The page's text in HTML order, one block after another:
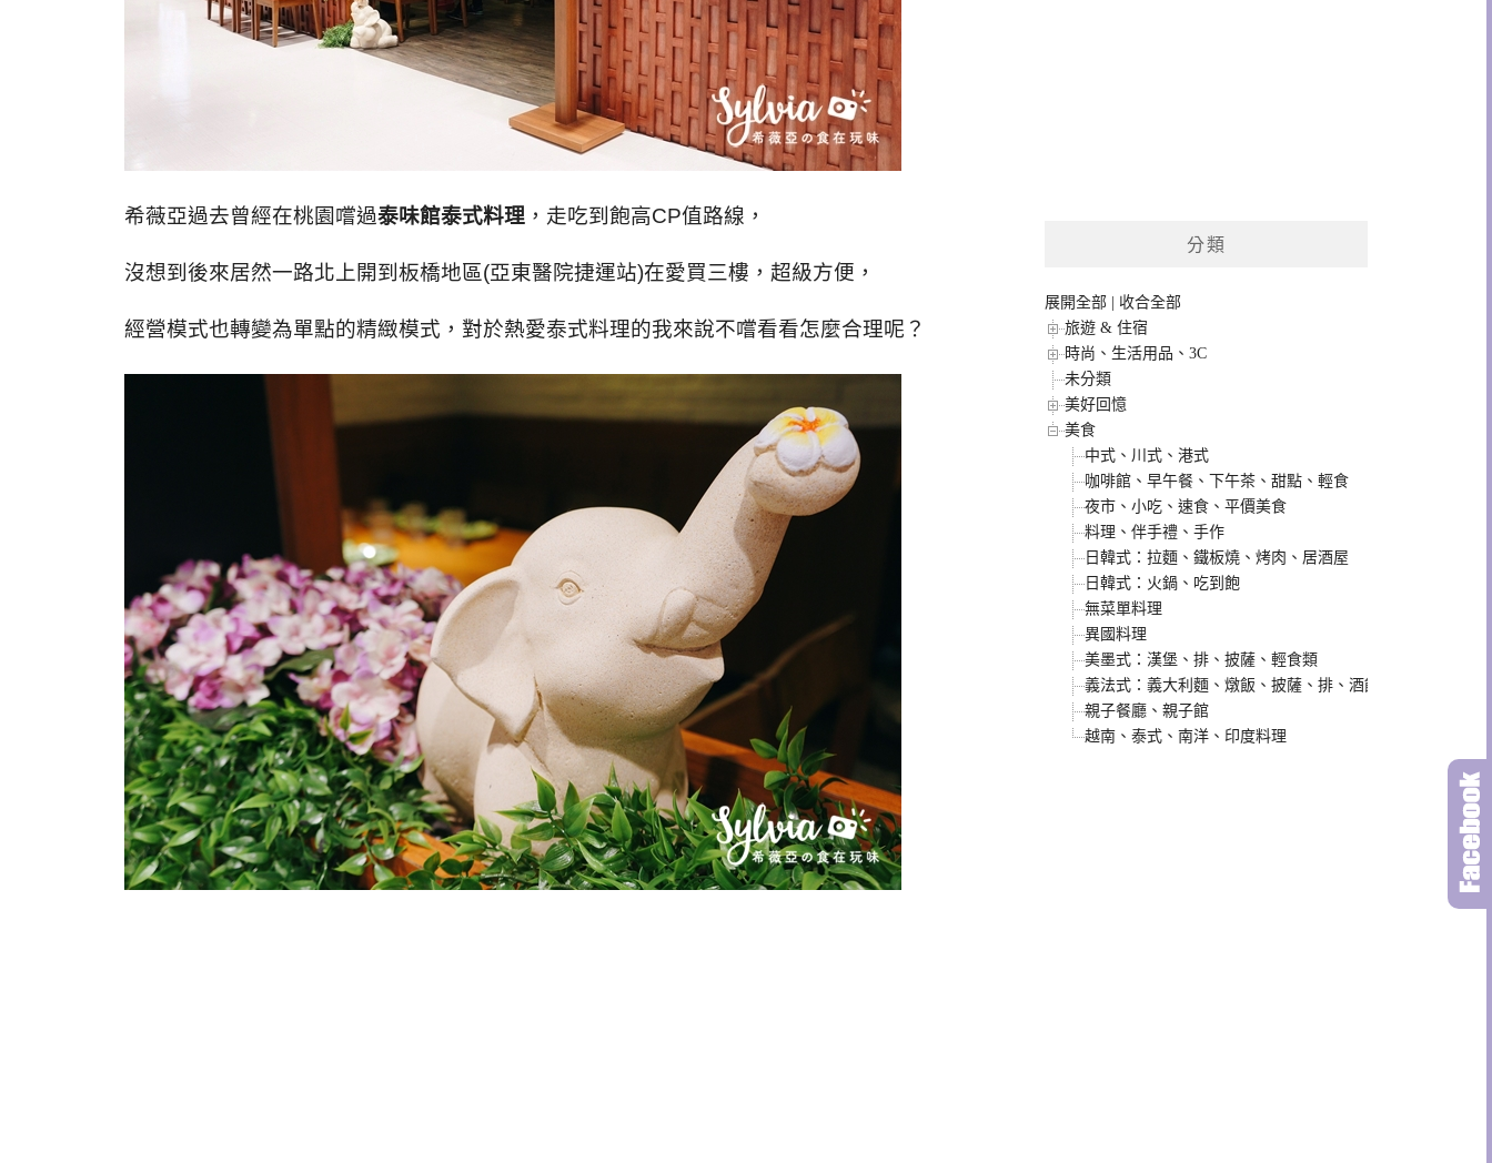
希薇亞過去曾經在桃園嚐過泰味館泰式料理 ，走吃到飽高CP值路線，
沒想到後來居然一路北上開到板橋地區(亞東醫院捷運站)在愛買三樓，超級方便，
經營模式也轉變為單點的精緻模式，對於熱愛泰式料理的我來說不嚐看看怎麼合理呢？
分類
展開全部
收合全部
旅遊 & 住宿
時尚、生活用品、3C
未分類
美好回憶
美食
中式、川式、港式
咖啡館、早午餐、下午茶、甜點、輕食
夜市、小吃、速食、平價美食
料理、伴手禮、手作
日韓式：拉麵、鐵板燒、烤肉、居酒屋
日韓式：火鍋、吃到飽
無菜單料理
異國料理
美墨式：漢堡、排、披薩、輕食類
義法式：義大利麵、燉飯、披薩、排、酒館類
親子餐廳、親子館
越南、泰式、南洋、印度料理